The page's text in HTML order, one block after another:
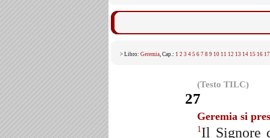
> Libro: Geremia, Cap.: 1 2 3 4 5 6 7 8 9 10 11 12 13 14 15 16 17
(Testo TILC)
27
Geremia si
1Il Signore